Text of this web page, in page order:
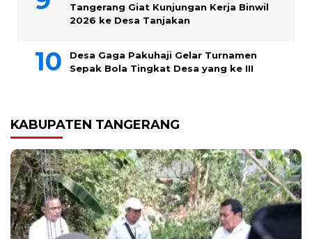
Tangerang Giat Kunjungan Kerja Binwil
2026 ke Desa Tanjakan
Desa Gaga Pakuhaji Gelar Turnamen
Sepak Bola Tingkat Desa yang ke III
KABUPATEN TANGERANG